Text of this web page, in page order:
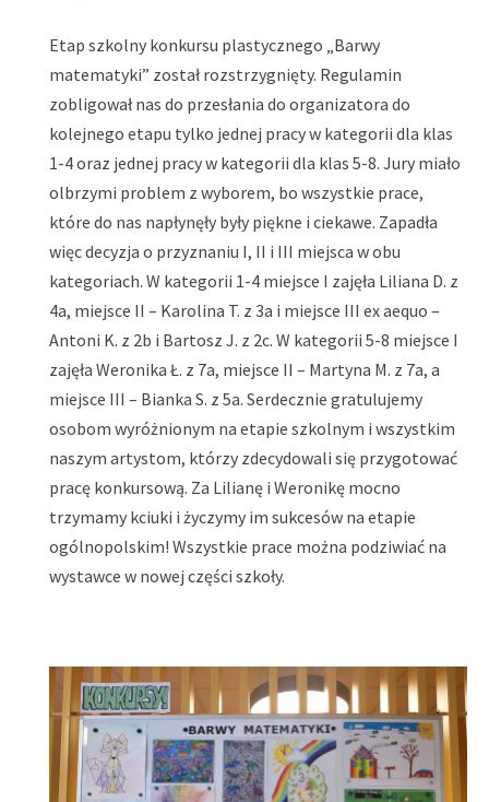
Etap szkolny konkursu plastycznego „Barwy
matematyki” został rozstrzygnięty. Regulamin
zobligował nas do przesłania do organizatora do
kolejnego etapu tylko jednej pracy w kategorii dla klas
1-4 oraz jednej pracy w kategorii dla klas 5-8. Jury miało
olbrzymi problem z wyborem, bo wszystkie prace,
które do nas napłynęły były piękne i ciekawe. Zapadła
więc decyzja o przyznaniu I, II i III miejsca w obu
kategoriach. W kategorii 1-4 miejsce I zajęła Liliana D. z
4a, miejsce II – Karolina T. z 3a i miejsce III ex aequo –
Antoni K. z 2b i Bartosz J. z 2c. W kategorii 5-8 miejsce I
zajęła Weronika Ł. z 7a, miejsce II – Martyna M. z 7a, a
miejsce III – Bianka S. z 5a. Serdecznie gratulujemy
osobom wyróżnionym na etapie szkolnym i wszystkim
naszym artystom, którzy zdecydowali się przygotować
pracę konkursową. Za Lilianę i Weronikę mocno
trzymamy kciuki i życzymy im sukcesów na etapie
ogólnopolskim! Wszystkie prace można podziwiać na
wystawce w nowej części szkoły.